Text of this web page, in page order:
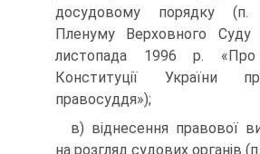
досудовому порядку
Пленуму Верховного Суду
листопада 1996 р. «Про
Конституції України
правосуддя»);
в) віднесення правової
на розгляд судових органів